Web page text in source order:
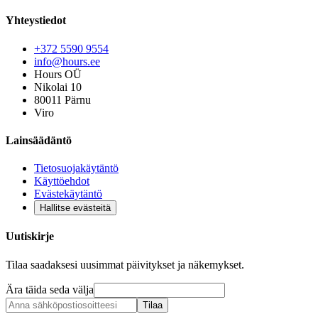
Yhteystiedot
+372 5590 9554
info@hours.ee
Hours OÜ
Nikolai 10
80011 Pärnu
Viro
Lainsäädäntö
Tietosuojakäytäntö
Käyttöehdot
Evästekäytäntö
Hallitse evästeitä
Uutiskirje
Tilaa saadaksesi uusimmat päivitykset ja näkemykset.
Ära täida seda välja
Tilaa